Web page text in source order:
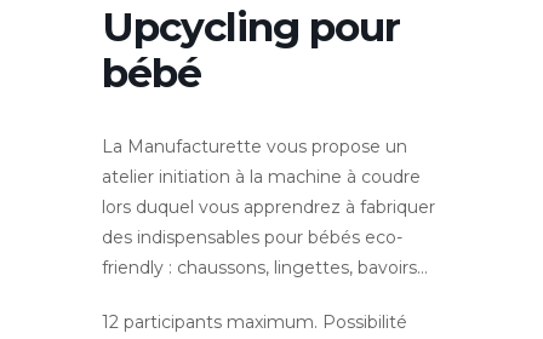
Upcycling pour
bébé
La Manufacturette vous propose un
atelier initiation à la machine à coudre
lors duquel vous apprendrez à fabriquer
des indispensables pour bébés eco-
friendly : chaussons, lingettes, bavoirs…
12 participants maximum. Possibilité